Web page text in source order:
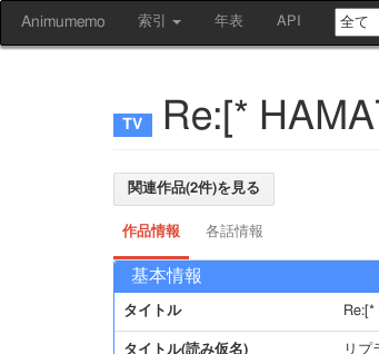
Animumemo 索引 年表 API
Re:[*
関連作品(2件)を見る
作品情報 各話情報
基本情報
タイトル
タイトル(読み仮名) リプ